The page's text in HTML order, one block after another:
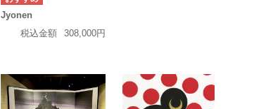
Jyonen
税込金額
308,000円